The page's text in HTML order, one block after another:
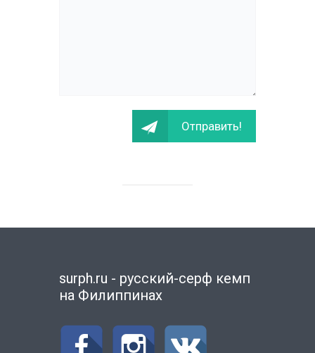
surph.ru - русский-серф кемп
на Филиппинах